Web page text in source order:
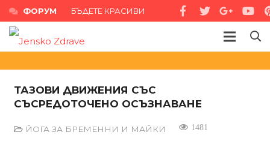
ФОРУМ БЪДЕТЕ КРАСИВИ
ТАЗОВИ ДВИЖЕНИЯ СЪС
СЪСРЕДОТОЧЕНО ОСЪЗНАВАНЕ
ЙОГА ЗА БРЕМЕННИ И МАЙКИ 1481